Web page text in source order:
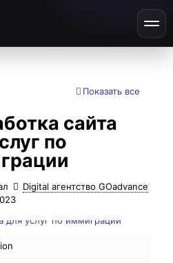
Показать все
сайта
по
Digital агентство GOadvance